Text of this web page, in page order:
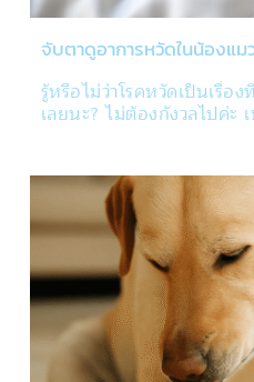
จับตาดูอาการหวัดในน้องแม
รู้หรือไม่ว่าโรคหวัดเป็นเรื่อง
เลยนะ? ไม่ต้องกังวลไปค่ะ